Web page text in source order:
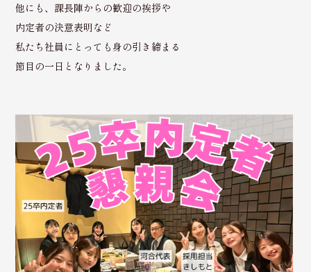
他にも、課長陣からの歓迎の挨拶や
内定者の決意表明など
私たち社員にとっても身の引き締まる
節目の一日となりました。